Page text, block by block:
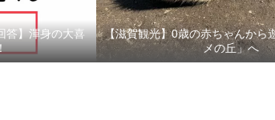
答】渾身の大喜
【滋賀観光】0歳の赤ちゃんから
メの丘」へ